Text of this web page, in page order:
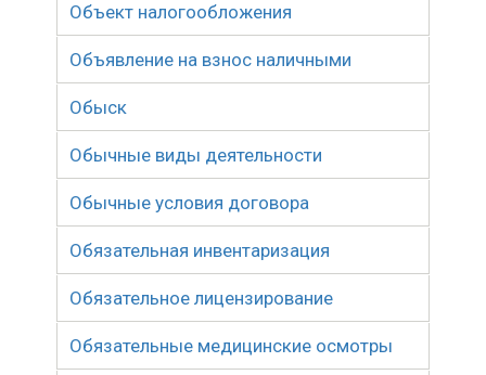
Объект налогообложения
Объявление на взнос наличными
Обыск
Обычные виды деятельности
Обычные условия договора
Обязательная инвентаризация
Обязательное лицензирование
Обязательные медицинские осмотры